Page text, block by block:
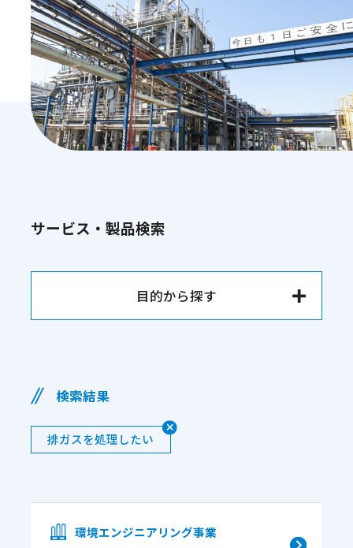
サービス・製品検索
目的から探す
検索結果
排ガスを処理したい
環境エンジニアリング事業